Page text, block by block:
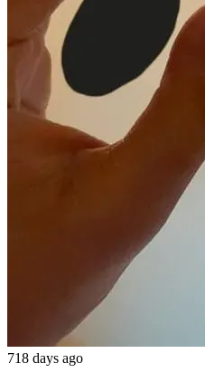
718 days ago